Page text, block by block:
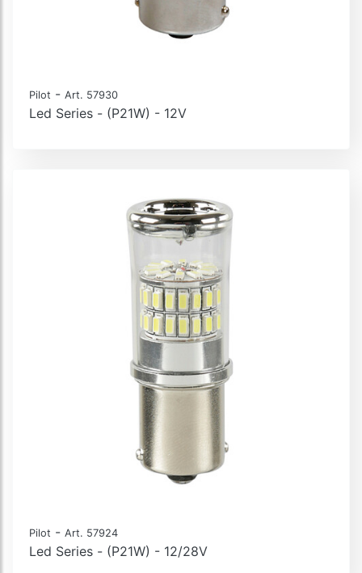
Pilot - Art. 57930
Led Series - (P21W) - 12V
Pilot - Art. 57924
Led Series - (P21W) - 12/28V